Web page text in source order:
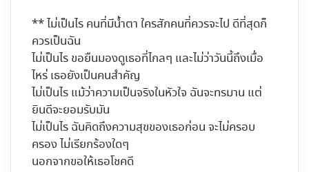
** ไม่เป็นไร คนที่มีน้ำตา ใครสักคนที่ควรจะไป ดีที่สุดก็
ควรเป็นฉัน
ไม่เป็นไร ขอยืนมองดูเธอที่ไกลๆ และไม่ว่าวันนี้ถึงเมื่อ
ไหร่ เธอยังเป็นคนสำคัญ
ไม่เป็นไร แม้ว่าความเป็นจริงในหัวใจ ฉันจะทรมาน แต่
ยินดีจะยอมรับมัน
ไม่เป็นไร ฉันคิดถึงความสุขของเธอก่อน จะไม่ครอบ
ครอง ไม่เรียกร้องใดๆ
นอกจากขอให้เธอโชคดี